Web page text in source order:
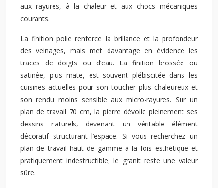
aux rayures, à la chaleur et aux chocs mécaniques
courants.
La finition polie renforce la brillance et la profondeur
des veinages, mais met davantage en évidence les
traces de doigts ou d’eau. La finition brossée ou
satinée, plus mate, est souvent plébiscitée dans les
cuisines actuelles pour son toucher plus chaleureux et
son rendu moins sensible aux micro-rayures. Sur un
plan de travail 70 cm, la pierre dévoile pleinement ses
dessins naturels, devenant un véritable élément
décoratif structurant l’espace. Si vous recherchez un
plan de travail haut de gamme à la fois esthétique et
pratiquement indestructible, le granit reste une valeur
sûre.